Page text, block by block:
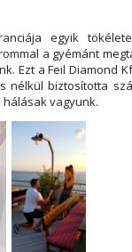
egyik
a gyémánt
Ezt a Feil Diamond
nélkül biztosította
vagyunk.